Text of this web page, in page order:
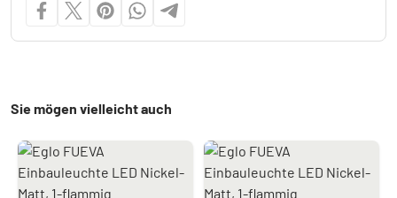
Sie mögen vielleicht auch